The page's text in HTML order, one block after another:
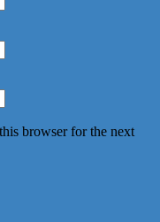
browser for the next